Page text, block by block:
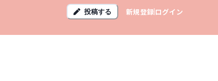
投稿する 新規登録ログイン